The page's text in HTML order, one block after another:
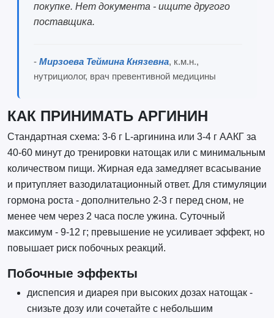
покупке. Нет документа - ищите другого
поставщика.
- Мирзоева Теймина Князевна, к.м.н.,
нутрициолог, врач превентивной медицины
КАК ПРИНИМАТЬ АРГИНИН
Стандартная схема: 3-6 г L-аргинина или 3-4 г ААКГ за
40-60 минут до тренировки натощак или с минимальным
количеством пищи. Жирная еда замедляет всасывание
и притупляет вазодилатационный ответ. Для стимуляции
гормона роста - дополнительно 2-3 г перед сном, не
менее чем через 2 часа после ужина. Суточный
максимум - 9-12 г; превышение не усиливает эффект, но
повышает риск побочных реакций.
Побочные эффекты
диспепсия и диарея при высоких дозах натощак -
снизьте дозу или сочетайте с небольшим